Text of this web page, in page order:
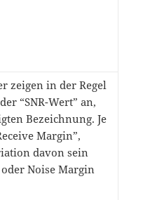
zeigen in der Regel
“SNR-Wert” an,
Bezeichnung. Je
Margin”,
davon sein
Noise Margin